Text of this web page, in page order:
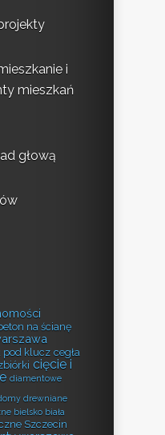
i
mieszkań
głową
na ścianę
pod klucz cegła
cięcie i
diamentowe
drewniane
bielsko biała
Szczecin